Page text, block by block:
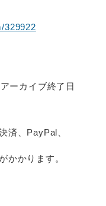
329922
ーカイブ終了日
済、PayPal、
かかります。